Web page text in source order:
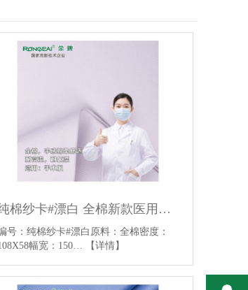
纯棉纱卡#漂白 全棉新款医用面料平纹医用手术服面料
号：纯棉纱卡#漂白原料：全棉密度：
幅宽：150…
【详情】